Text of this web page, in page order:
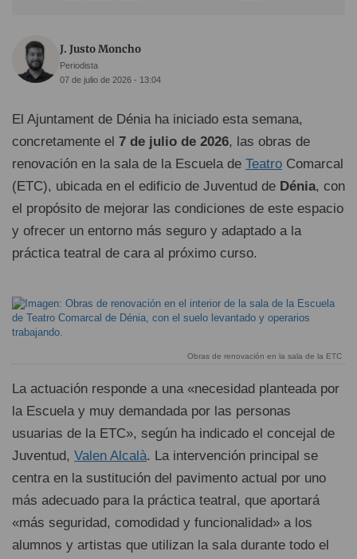
J. Justo Moncho
Periodista
07 de julio de 2026 - 13:04
El Ajuntament de Dénia ha iniciado esta semana,
concretamente el 7 de julio de 2026, las obras de
renovación en la sala de la Escuela de Teatro Comarcal
(ETC), ubicada en el edificio de Juventud de Dénia, con
el propósito de mejorar las condiciones de este espacio
y ofrecer un entorno más seguro y adaptado a la
práctica teatral de cara al próximo curso.
Obras de renovación en la sala de la ETC
La actuación responde a una «necesidad planteada por
la Escuela y muy demandada por las personas
usuarias de la ETC», según ha indicado el concejal de
Juventud, Valen Alcalà. La intervención principal se
centra en la sustitución del pavimento actual por uno
más adecuado para la práctica teatral, que aportará
«más seguridad, comodidad y funcionalidad» a los
alumnos y artistas que utilizan la sala durante todo el